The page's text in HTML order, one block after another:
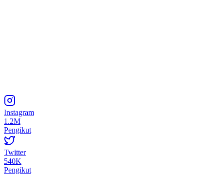
Instagram
1.2M
Pengikut
Twitter
540K
Pengikut